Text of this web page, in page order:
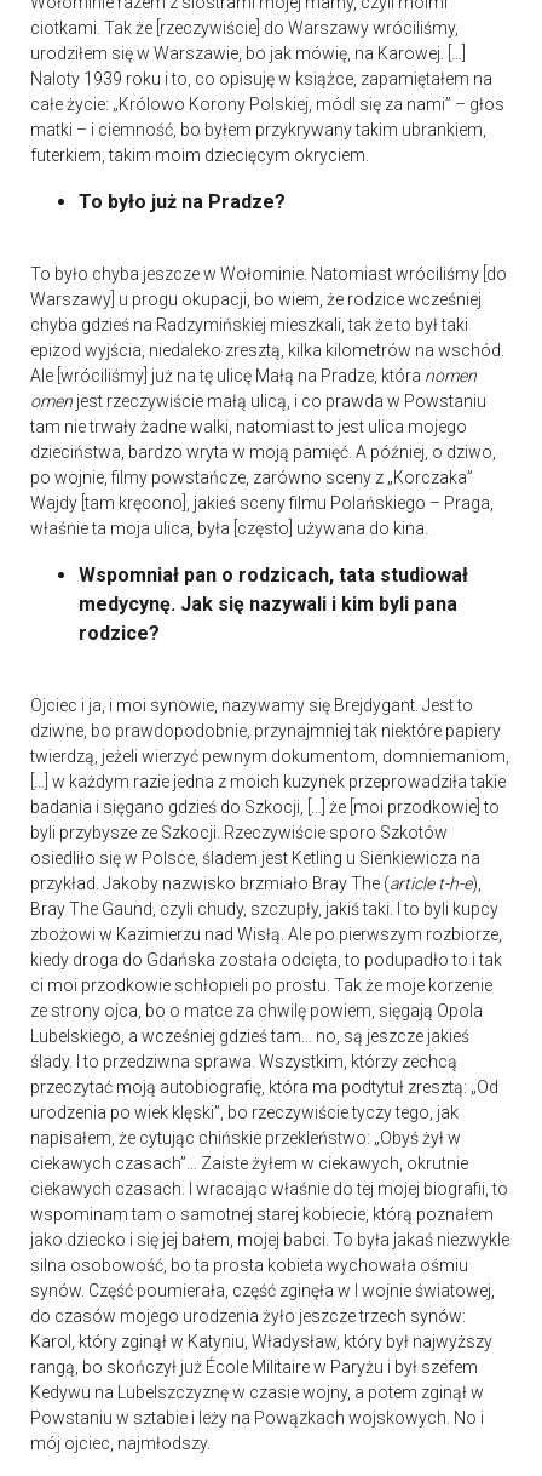
ciotkami. Tak że [rzeczywiście] do Warszawy wróciliśmy,
urodziłem się w Warszawie, bo jak mówię, na Karowej. […]
Naloty 1939 roku i to, co opisuję w książce, zapamiętałem na
całe życie: „Królowo Korony Polskiej, módl się za nami” – głos
matki – i ciemność, bo byłem przykrywany takim ubrankiem,
futerkiem, takim moim dziecięcym okryciem.
To było już na Pradze?
To było chyba jeszcze w Wołominie. Natomiast wróciliśmy [do
Warszawy] u progu okupacji, bo wiem, że rodzice wcześniej
chyba gdzieś na Radzymińskiej mieszkali, tak że to był taki
epizod wyjścia, niedaleko zresztą, kilka kilometrów na wschód.
Ale [wróciliśmy] już na tę ulicę Małą na Pradze, która nomen
omen jest rzeczywiście małą ulicą, i co prawda w Powstaniu
tam nie trwały żadne walki, natomiast to jest ulica mojego
dzieciństwa, bardzo wryta w moją pamięć. A później, o dziwo,
po wojnie, filmy powstańcze, zarówno sceny z „Korczaka”
Wajdy [tam kręcono], jakieś sceny filmu Polańskiego – Praga,
właśnie ta moja ulica, była [często] używana do kina.
Wspomniał pan o rodzicach, tata studiował
medycynę. Jak się nazywali i kim byli pana
rodzice?
Ojciec i ja, i moi synowie, nazywamy się Brejdygant. Jest to
dziwne, bo prawdopodobnie, przynajmniej tak niektóre papiery
twierdzą, jeżeli wierzyć pewnym dokumentom, domniemaniom,
[…] w każdym razie jedna z moich kuzynek przeprowadziła takie
badania i sięgano gdzieś do Szkocji, […] że [moi przodkowie] to
byli przybysze ze Szkocji. Rzeczywiście sporo Szkotów
osiedliło się w Polsce, śladem jest Ketling u Sienkiewicza na
przykład. Jakoby nazwisko brzmiało Bray The (article t-h-e),
Bray The Gaund, czyli chudy, szczupły, jakiś taki. I to byli kupcy
zbożowi w Kazimierzu nad Wisłą. Ale po pierwszym rozbiorze,
kiedy droga do Gdańska została odcięta, to podupadło to i tak
ci moi przodkowie schłopieli po prostu. Tak że moje korzenie
ze strony ojca, bo o matce za chwilę powiem, sięgają Opola
Lubelskiego, a wcześniej gdzieś tam… no, są jeszcze jakieś
ślady. I to przedziwna sprawa. Wszystkim, którzy zechcą
przeczytać moją autobiografię, która ma podtytuł zresztą: „Od
urodzenia po wiek klęski”, bo rzeczywiście tyczy tego, jak
napisałem, że cytując chińskie przekleństwo: „Obyś żył w
ciekawych czasach”… Zaiste żyłem w ciekawych, okrutnie
ciekawych czasach. I wracając właśnie do tej mojej biografii, to
wspominam tam o samotnej starej kobiecie, którą poznałem
jako dziecko i się jej bałem, mojej babci. To była jakaś niezwykle
silna osobowość, bo ta prosta kobieta wychowała ośmiu
synów. Część poumierała, część zginęła w I wojnie światowej,
do czasów mojego urodzenia żyło jeszcze trzech synów:
Karol, który zginął w Katyniu, Władysław, który był najwyższy
rangą, bo skończył już École Militaire w Paryżu i był szefem
Kedywu na Lubelszczyznę w czasie wojny, a potem zginął w
Powstaniu w sztabie i leży na Powązkach wojskowych. No i
mój ojciec, najmłodszy.